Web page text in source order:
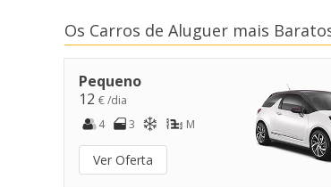
Os Carros de Aluguer mais
Pequeno
12 € /dia
4
3 M
Ver Oferta